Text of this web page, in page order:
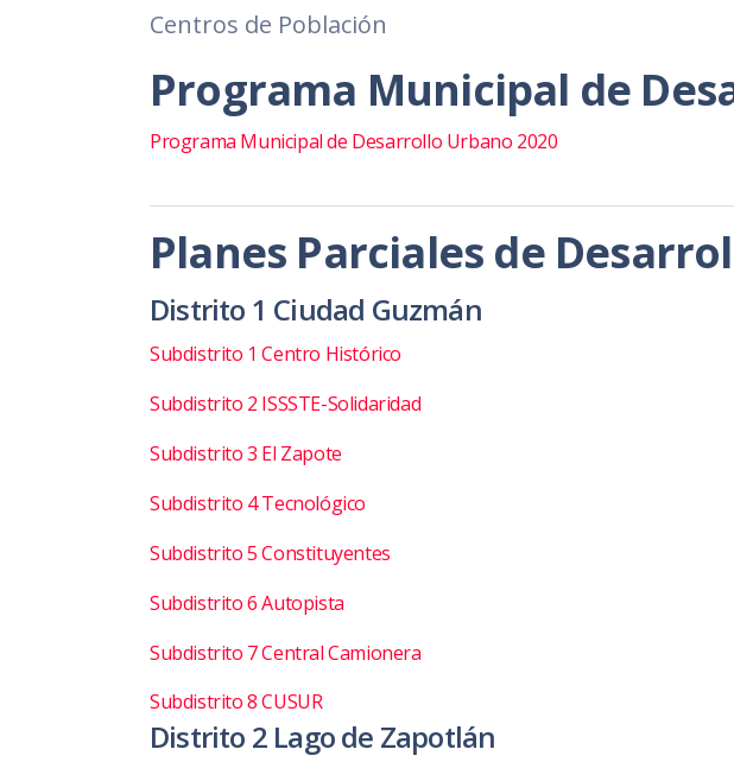
Centros de Población
Programa Municipal de
Programa Municipal de Desarrollo Urbano 2020
Planes Parciales de
Distrito 1 Ciudad Guzmán
Subdistrito 1 Centro Histórico
Subdistrito 2 ISSSTE-Solidaridad
Subdistrito 3 El Zapote
Subdistrito 4 Tecnológico
Subdistrito 5 Constituyentes
Subdistrito 6 Autopista
Subdistrito 7 Central Camionera
Subdistrito 8 CUSUR
Distrito 2 Lago de Zapotlán